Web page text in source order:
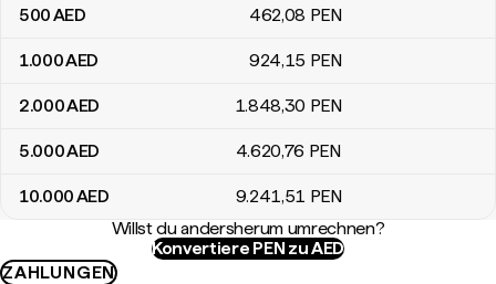
500AED 462,08 PEN
1.000AED 924,15 PEN
2.000AED 1.848,30 PEN
5.000AED 4.620,76 PEN
10.000AED 9.241,51 PEN
Willst du andersherum umrechnen?
Konvertiere PEN zu AED
ZAHLUNGEN